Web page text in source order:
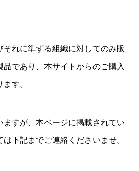
れに準ずる組織に対してのみ販
であり、本サイトからのご購入
す。
ますが、本ページに掲載されてい
下記までご連絡くださいませ。